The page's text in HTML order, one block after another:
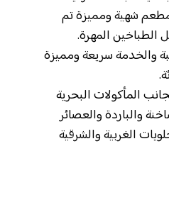
شهية ومميزة تم
الطباخين المهرة.
والخدمة سريعة ومميزة
المأكولات البحرية
والباردة والعصائر
الغربية والشرقية